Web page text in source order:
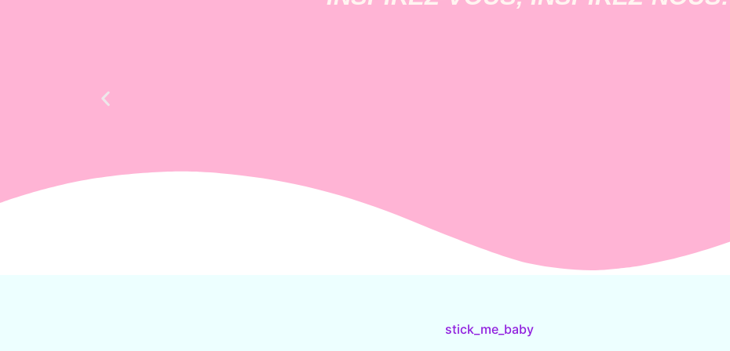
stick_me_baby